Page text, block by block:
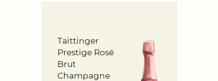
Taittinger
Prestige Rosé
Brut
Champagne